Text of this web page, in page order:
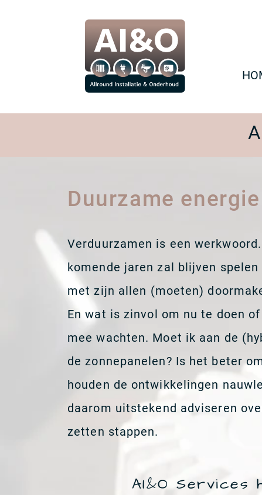
Duurzame energie
Verduurzamen is een
komende jaren zal blijven
met zijn allen (moeten)
En wat is zinvol om nu te doen
mee wachten. Moet ik aan de
de zonnepanelen? Is het beter
houden de ontwikkelingen
daarom uitstekend adviseren
zetten stappen.
AI&O Services